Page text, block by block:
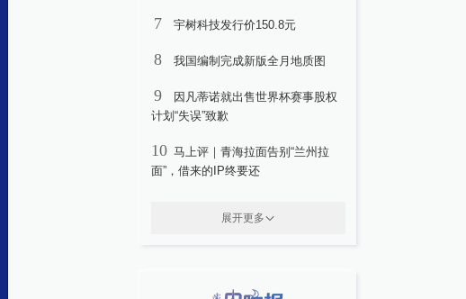
7 宇树科技发行价150.8元
8 我国编制完成新版全月地质图
9
因凡蒂诺就出售世界杯赛事股权
计划“失误”致歉
10 马上评｜青海拉面告别“兰州拉
面”，借来的IP终要还
展开更多